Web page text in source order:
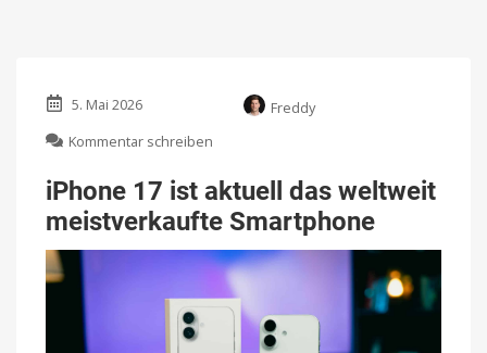
5. Mai 2026
Freddy
Kommentar schreiben
17
ist
aktuell
weltweit
meistverkaufte
Smartphone
iPhone 17 ist aktuell das weltweit
meistverkaufte Smartphone